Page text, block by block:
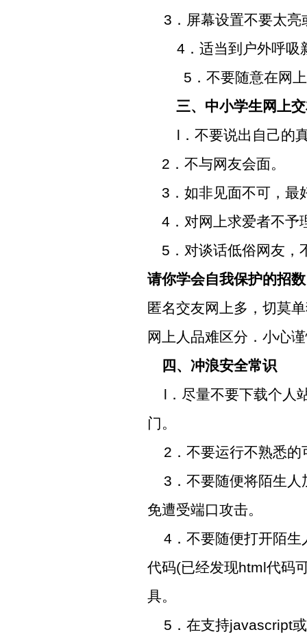
3 ．屏幕设置不要太
4 ．适当到户外呼吸
5 ．不要随意在网
三、中小学生网上
l ．不要说出自己的
2 ．不与网友会面。
3 ．如非见面不可，
4 ．对网上求爱者不予
5 ．对谈话低俗网友
请你学会自我保护的招
匿名交友网上多，切莫
网上人品难区分．小心
四、冲浪安全常识
l ．尽量不要下载个
门。
2 ．不要运行不熟悉
3 ．不要随便将陌生
免遭受端口攻击。
4 ．不要随便打开陌
代码(已经发现html代码
具。
5 ．在支持javascript